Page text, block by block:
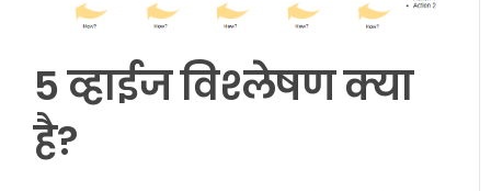
5 व्हाईज विश्लेषण क्या
है?